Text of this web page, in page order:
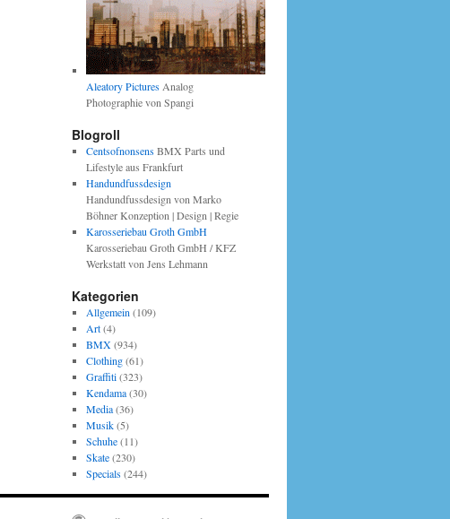
Aleatory PicturesAnalog
Photographie von Spangi
Blogroll
CentsofnonsensBMX Parts und
Lifestyle aus Frankfurt
Handundfussdesign
Handundfussdesign von Marko
Böhner Konzeption | Design | Regie
Karosseriebau Groth GmbH
Karosseriebau Groth GmbH / KFZ
Werkstatt von Jens Lehmann
Kategorien
Allgemein (109)
Art(4)
BMX(934)
Clothing(61)
Graffiti(323)
Kendama(30)
Media(36)
Musik(5)
Schuhe(11)
Skate(230)
Specials(244)